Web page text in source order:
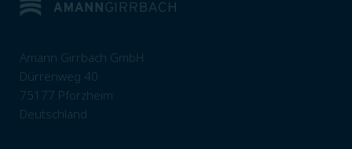
Amann Girrbach GmbH
Dürrenweg 40
75177 Pforzheim
Deutschland